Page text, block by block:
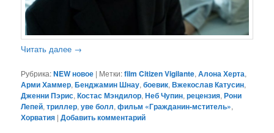
Читать далее →
Рубрика:NEW новое | Метки:film Citizen Vigilante,Алона Херта,
Арми Хаммер,Бенджамин Шнау,боевик,Вжекослав Катусин,
Дженни Пэрис,Костас Мэндилор,Неб Чупин,рецензия,Рони
Лепей,триллер,уве болл,фильм «Гражданин-мститель»,
Хорватия |Добавить комментарий